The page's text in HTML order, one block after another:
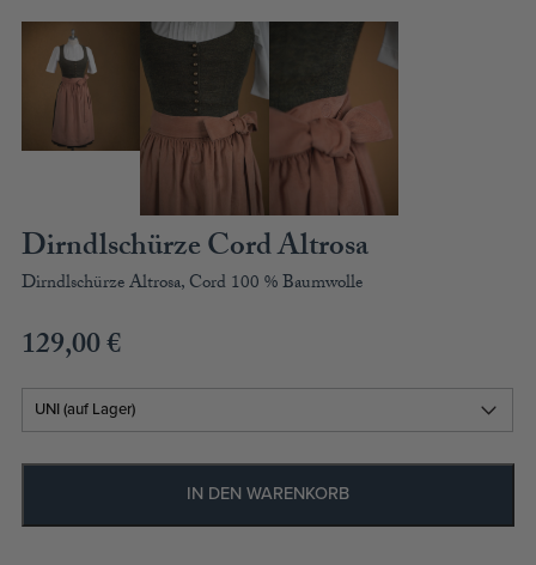
PULLOVER
HOSEN
FRAUEN
PARKA
PULLOVER
MÜTZEN
GUTSCHEIN
STAMMHAUS
KOOPERATIONEN
HÄNDLER
Dirndlschürze Cord Altrosa
129,00€
Dirndlschürze Altrosa, Cord 100 % Baumwolle
IN DEN WARENKORB